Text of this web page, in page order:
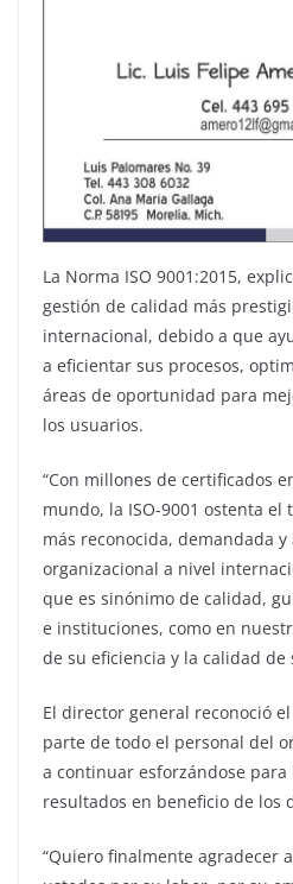
La Norma ISO 9001:2015,
gestión de calidad más
internacional, debido a que
a eficientar sus procesos,
áreas de oportunidad para
los usuarios.
“Con millones de certificados
mundo, la ISO-9001 ostenta
más reconocida, demandada
organizacional a nivel
que es sinónimo de calidad,
e instituciones, como en
de su eficiencia y la calidad de
El director general reconoció
parte de todo el personal del
a continuar esforzándose para
resultados en beneficio de los
“Quiero finalmente agradecer